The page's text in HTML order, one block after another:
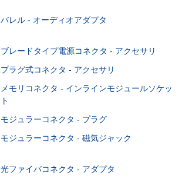
バレル - オーディオアダプタ
ブレードタイプ電源コネクタ - アクセサリ
プラグ式コネクタ - アクセサリ
メモリコネクタ - インラインモジュールソケッ
ト
モジュラーコネクタ - プラグ
モジュラーコネクタ - 磁気ジャック
光ファイバコネクタ - アダプタ